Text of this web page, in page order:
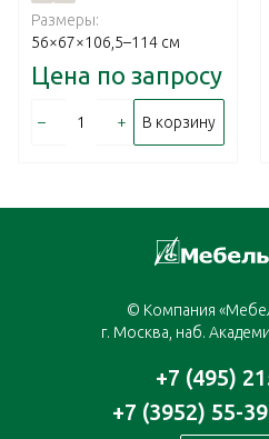
Размеры:
56×67×106,5–114 см
Цена по запросу
– + В корзину
© Компания
г. Москва, наб.
+7 (495)
+7 (3952) 55-